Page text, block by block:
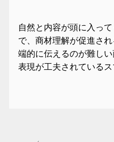
自然と内容が頭に入っ
で、商材理解が促進され
端的に伝えるのが難し
表現が工夫されているス